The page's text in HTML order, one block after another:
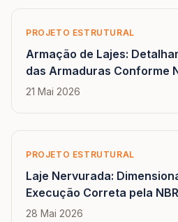
PROJETO ESTRUTURAL
Armação de Lajes:
das Armaduras Conforme
21 Mai 2026
PROJETO ESTRUTURAL
Laje Nervurada:
Execução Correta pela
28 Mai 2026